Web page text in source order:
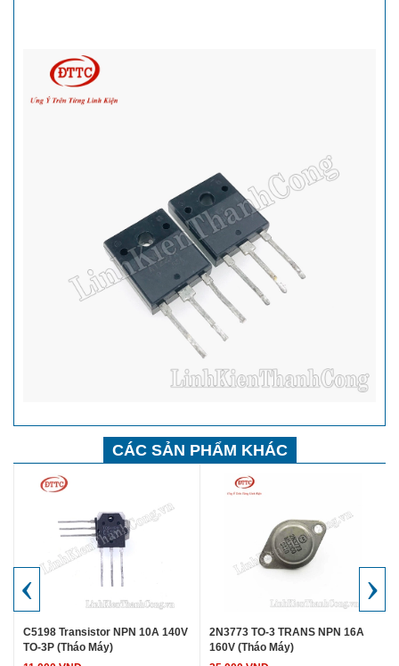
CÁC SẢN PHẨM KHÁC
C5198 Transistor NPN 10A 140V
TO-3P (Tháo Máy)
2N3773 TO-3 TRANS NPN 16A
160V (Tháo Máy)
‹ ›